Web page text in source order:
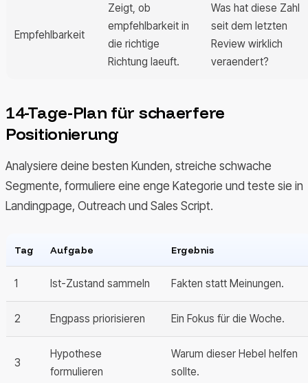
Empfehlbarkeit
Zeigt, ob
empfehlbarkeit in
die richtige
Richtung laeuft.
Was hat diese Zahl
seit dem letzten
Review wirklich
veraendert?
14-Tage-Plan für schaerfere
Positionierung
Analysiere deine besten Kunden, streiche schwache
Segmente, formuliere eine enge Kategorie und teste sie in
Landingpage, Outreach und Sales Script.
Tag Aufgabe Ergebnis
1 Ist-Zustand sammeln Fakten statt Meinungen.
2 Engpass priorisieren Ein Fokus für die Woche.
3
Hypothese
formulieren
Warum dieser Hebel helfen
sollte.